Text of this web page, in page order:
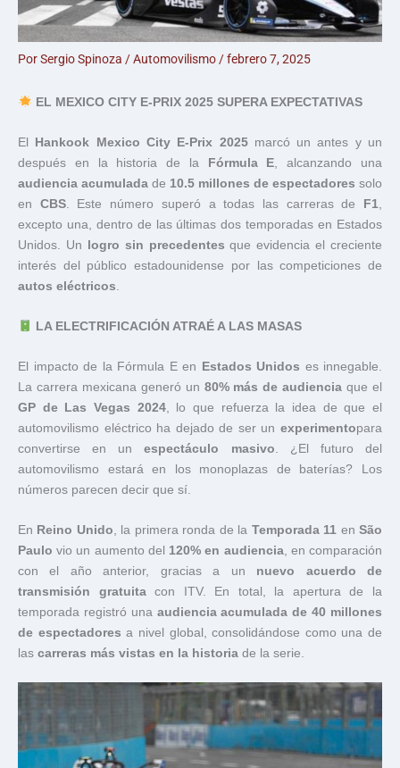
PorSergio Spinoza /Automovilismo /febrero 7, 2025
EL MEXICO CITY E-PRIX 2025 SUPERA EXPECTATIVAS
El Hankook Mexico City E-Prix 2025marcó un antes y un
después en la historia de la
Fórmula E , alcanzando una
audiencia acumulada de 10.5 millones de espectadores solo
en CBS. Este número superó a todas las carreras de F1
excepto una, dentro de las últimas dos temporadas en Estados
Unidos. Un
logro sin precedentes que evidencia el creciente
interés del público estadounidense por las competiciones de
autos eléctricos
LA ELECTRIFICACIÓN ATRAÉ A LAS MASAS
El impacto de la Fórmula E en Estados Unidos es innegable.
La carrera mexicana generó un 80% más de audiencia que el
GP de Las Vegas 2024, lo que refuerza la idea de que el
automovilismo eléctrico ha dejado de ser un experimentopara
convertirse en unespectáculo masivo . ¿El futuro del
automovilismo estará en los monoplazas de baterías? Los
números parecen decir que sí.
En Reino Unido , la primera ronda de la Temporada 11 enSão
Paulo vio un aumento del 120% en audiencia, en comparación
con el año anterior, gracias a un nuevo acuerdo de
transmisión gratuitacon ITV. En total, la apertura de la
temporada registró una audiencia acumulada de 40 millones
de espectadores a nivel global, consolidándose como una de
las carreras más vistas en la historia de la serie.